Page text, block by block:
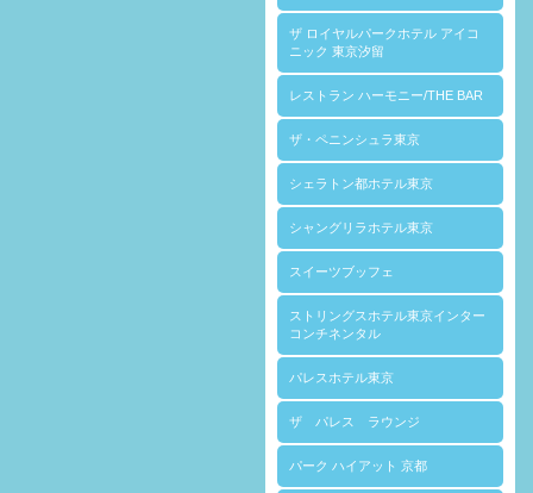
ザ ロイヤルパークホテル アイコ
ニック 東京汐留
レストラン ハーモニー/THE BAR
ザ・ペニンシュラ東京
シェラトン都ホテル東京
シャングリラホテル東京
スイーツブッフェ
ストリングスホテル東京インター
コンチネンタル
パレスホテル東京
ザ パレス ラウンジ
パーク ハイアット 京都